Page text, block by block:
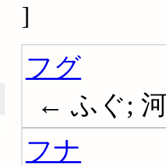
]
フグ
← ふぐ;
フナ